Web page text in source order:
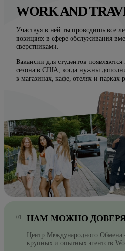
WORK AND
Участвуя в ней ты проводишь все
позициях в сфере обслуживания
сверстниками.
Вакансии для студентов появляются
сезона в США, когда нужны
в магазинах, кафе, отелях и парках
НАМ МОЖНО
Центр Международного
крупных и опытных агентств